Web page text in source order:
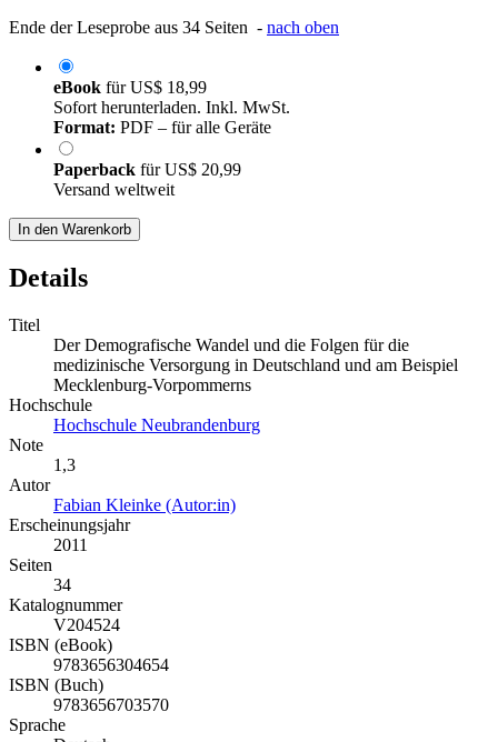
Ende der Leseprobe aus 34 Seiten - nach oben
eBook fürUS$ 18,99
Sofort herunterladen. Inkl. MwSt.
Format: PDF – für alle Geräte
Paperback fürUS$ 20,99
Versand weltweit
In den Warenkorb
Details
Titel
Der Demografische Wandel und die Folgen für die
medizinische Versorgung in Deutschland und am Beispiel
Mecklenburg-Vorpommerns
Hochschule
Hochschule Neubrandenburg
Note
1,3
Autor
Fabian Kleinke (Autor:in)
Erscheinungsjahr
2011
Seiten
34
Katalognummer
V204524
ISBN (eBook)
9783656304654
ISBN (Buch)
9783656703570
Sprache